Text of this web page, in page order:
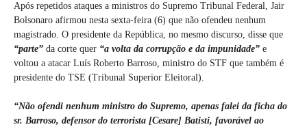
Após repetidos ataques a ministros do Supremo Tribunal Federal, Jair
Bolsonaro afirmou nesta sexta-feira (6) que não ofendeu nenhum
magistrado. O presidente da República, no mesmo discurso, disse que
“parte” da corte quer “a volta da corrupção e da impunidade” e
voltou a atacar Luís Roberto Barroso, ministro do STF que também é
presidente do TSE (Tribunal Superior Eleitoral).
“Não ofendi nenhum ministro do Supremo, apenas falei da ficha do
sr. Barroso, defensor do terrorista [Cesare] Batisti, favorável ao